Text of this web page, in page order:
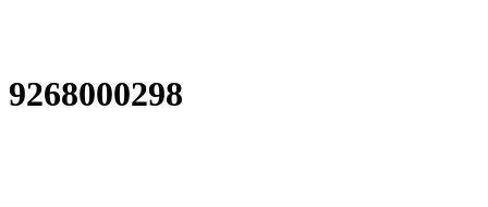
9268000298